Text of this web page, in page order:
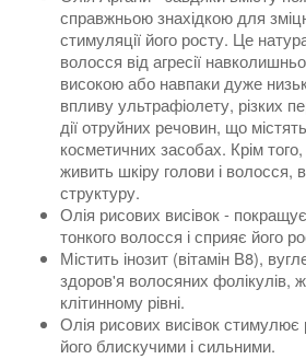
справжньою знахідкою для
стимуляції його росту. Це
волосся від агресії
високою або навпаки дуже
впливу ультрафіолету, різких
дії отруйних речовин, що
косметичних засобах. Крім
живить шкіру голови і волосся,
структуру.
Олія рисових висівок -
тонкого волосся і сприяє його
Містить інозит (вітамін В8),
здоров'я волосяних фолікулів,
клітинному рівні.
Олія рисових висівок стимулює
його блискучими і сильними.